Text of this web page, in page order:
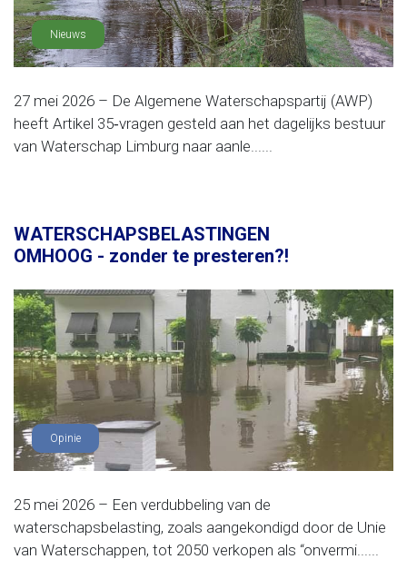
Nieuws
27 mei 2026 – De Algemene Waterschapspartij (AWP)
heeft Artikel 35‑vragen gesteld aan het dagelijks bestuur
van Waterschap Limburg naar aanle......
WATERSCHAPSBELASTINGEN
OMHOOG - zonder te presteren?!
Opinie
25 mei 2026 – Een verdubbeling van de
waterschapsbelasting, zoals aangekondigd door de Unie
van Waterschappen, tot 2050 verkopen als “onvermi......